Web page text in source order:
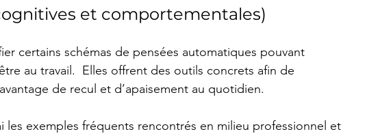
et comportementales)
certains schémas de pensées automatiques pouvant
au travail.  Elles offrent des outils concrets afin de
de recul et d’apaisement au quotidien.
les exemples fréquents rencontrés en milieu professionnel et